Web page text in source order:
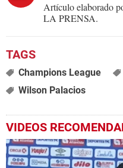
Artículo elaborado
LA PRENSA.
Champions League
Wilson Palacios
VIDEOS